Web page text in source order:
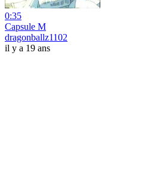
0:35
Capsule M
dragonballz1102
il y a 19 ans